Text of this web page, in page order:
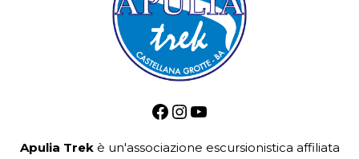
Facebook
Instagram
YouTube
Apulia Trekè un'associazione escursionistica affiliata